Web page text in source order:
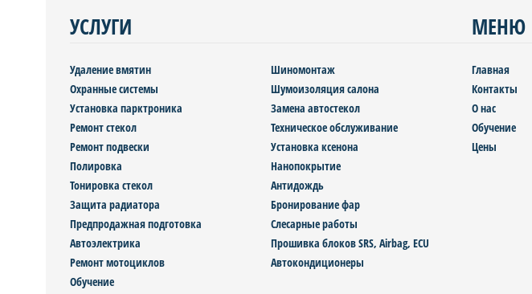
УСЛУГИ
Удаление вмятин
Шиномонтаж
Охранные системы
Шумоизоляция салона
Установка парктроника
Замена автостекол
Ремонт стекол
Техническое обслуживание
Ремонт подвески
Установка ксенона
Полировка
Нанопокрытие
Тонировка стекол
Антидождь
Защита радиатора
Бронирование фар
Предпродажная подготовка
Слесарные работы
Автоэлектрика
Прошивка блоков SRS, Airbag, ECU
Ремонт мотоциклов
Автокондиционеры
Обучение
МЕНЮ
Главная
Контакты
О нас
Обучение
Цены